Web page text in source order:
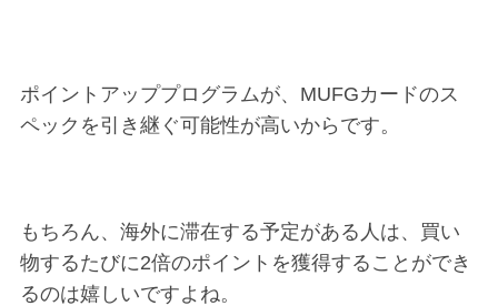
ポイントアッププログラムが、MUFGカードのス
ペックを引き継ぐ可能性が高いからです。
もちろん、海外に滞在する予定がある人は、買い
物するたびに2倍のポイントを獲得することができ
るのは嬉しいですよね。